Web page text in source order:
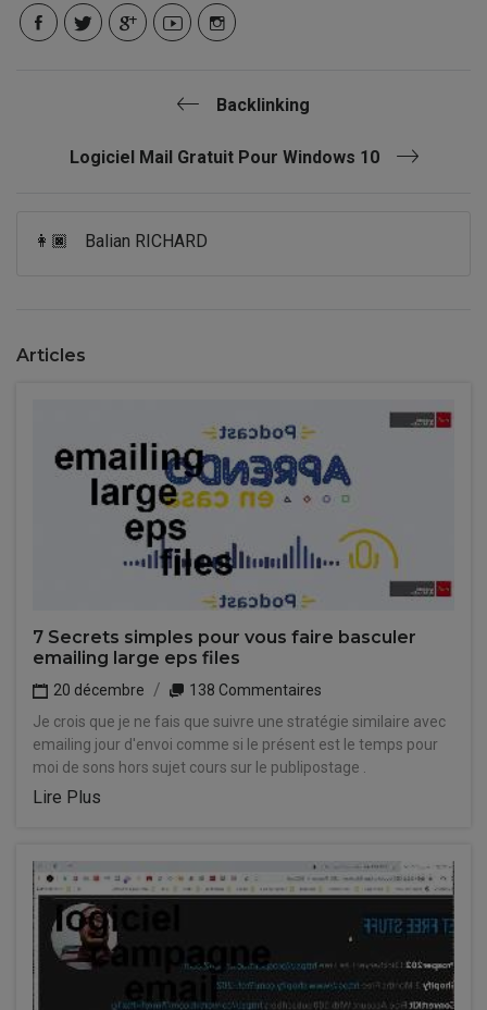
Backlinking
Logiciel Mail Gratuit Pour Windows 10
👩🏿 Balian RICHARD
Articles
7 Secrets simples pour vous faire basculer
emailing large eps files
20 décembre
138 Commentaires
Je crois que je ne fais que suivre une stratégie similaire avec
emailing jour d'envoi comme si le présent est le temps pour
moi de sons hors sujet cours sur le publipostage .
Lire Plus